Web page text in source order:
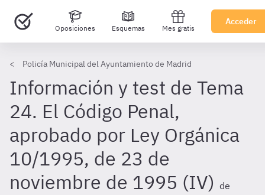
Oposiciones Esquemas Mes gratis
Acceder
Policía Municipal del Ayuntamiento de Madrid
Información y test de Tema
24. El Código Penal,
aprobado por Ley Orgánica
10/1995, de 23 de
noviembre de 1995 (IV) de